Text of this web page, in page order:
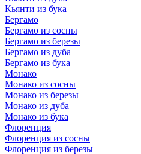
Кьянти из бука
Бергамо
Бергамо из сосны
Бергамо из березы
Бергамо из дуба
Бергамо из бука
Монако
Монако из сосны
Монако из березы
Монако из дуба
Монако из бука
Флоренция
Флоренция из сосны
Флоренция из березы